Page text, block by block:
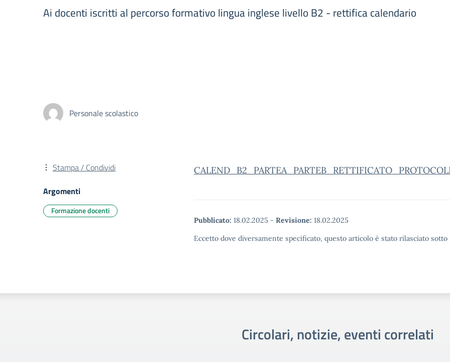
Ai docenti iscritti al percorso formativo lingua inglese livello B2 - rettifica calendario
Personale scolastico
Pubblicato: 18.02.2025 - Revisione: 18.02.2025
Eccetto dove diversamente specificato, questo articolo è stato rilasciato
Stampa / Condividi
Argomenti
Formazione docenti
Circolari, notizie, eventi correlati